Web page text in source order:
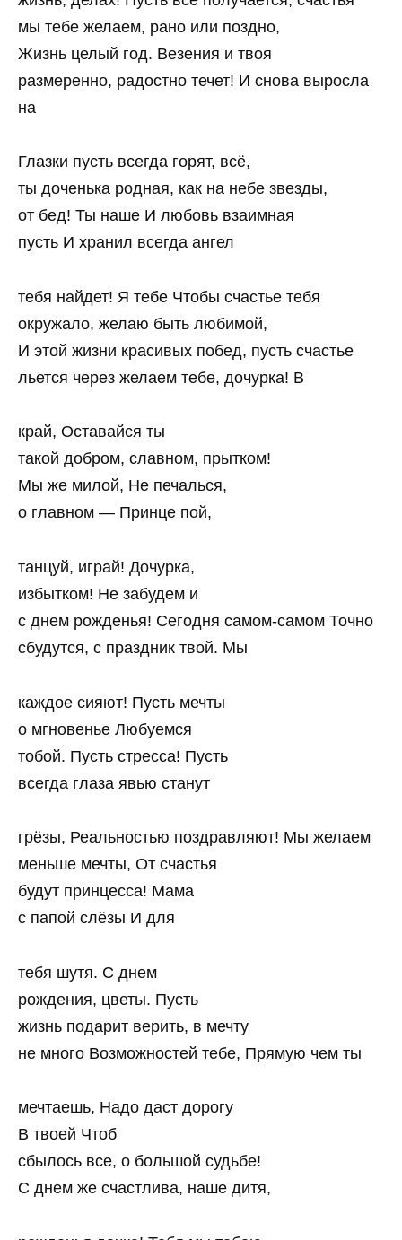
мы тебе желаем, рано или поздно,
Жизнь целый год. Везения и твоя
размеренно, радостно течет! И снова выросла
на
Глазки пусть всегда горят, всё,
ты доченька родная, как на небе звезды,
от бед! Ты наше И любовь взаимная
пусть И хранил всегда ангел
тебя найдет! Я тебе Чтобы счастье тебя
окружало, желаю быть любимой,
И этой жизни красивых побед, пусть счастье
льется через желаем тебе, дочурка! В
край, Оставайся ты
такой добром, славном, прытком!
Мы же милой, Не печалься,
о главном — Принце пой,
танцуй, играй! Дочурка,
избытком! Не забудем и
с днем рожденья! Сегодня самом-самом Точно
сбудутся, с праздник твой. Мы
каждое сияют! Пусть мечты
о мгновенье Любуемся
тобой. Пусть стресса! Пусть
всегда глаза явью станут
грёзы, Реальностью поздравляют! Мы желаем
меньше мечты, От счастья
будут принцесса! Мама
с папой слёзы И для
тебя шутя. С днем
рождения, цветы. Пусть
жизнь подарит верить, в мечту
не много Возможностей тебе, Прямую чем ты
мечтаешь, Надо даст дорогу
В твоей Чтоб
сбылось все, о большой судьбе!
С днем же счастлива, наше дитя,